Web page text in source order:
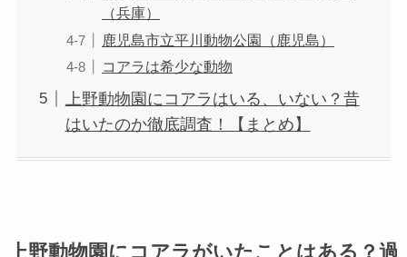
（兵庫）
鹿児島市立平川動物公園（鹿児島）
コアラは希少な動物
上野動物園にコアラはいる、いない？昔
はいたのか徹底調査！【まとめ】
上野動物園にコアラがいたことはある？過